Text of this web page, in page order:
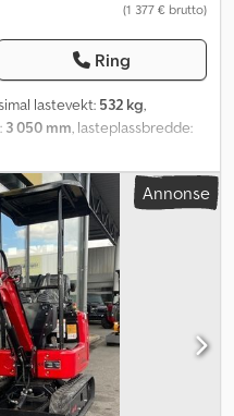
(1 377 € brutto)
Ring
lastevekt: 532 kg,
3 050 mm, lasteplassbredde:
, arbeidsbredde:2 150 mm,
Annonse